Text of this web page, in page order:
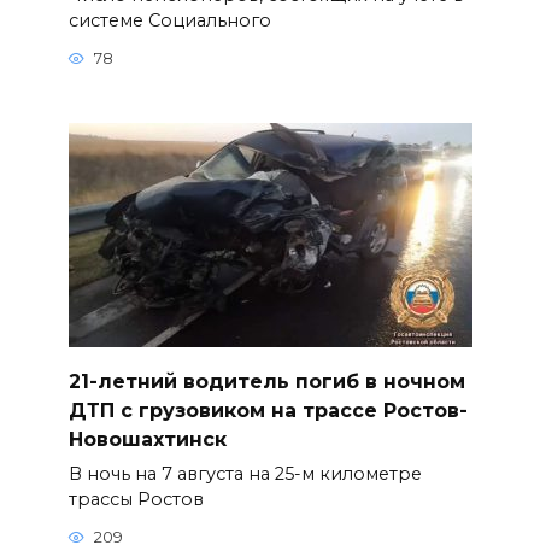
системе Социального
78
21-летний водитель погиб в ночном
ДТП с грузовиком на трассе Ростов-
Новошахтинск
В ночь на 7 августа на 25-м километре
трассы Ростов
209